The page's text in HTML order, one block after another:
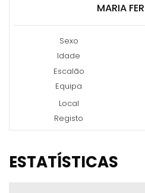
MARIA
Sexo
Idade
Escalão
Equipa
Local
Registo
ESTATÍSTICAS